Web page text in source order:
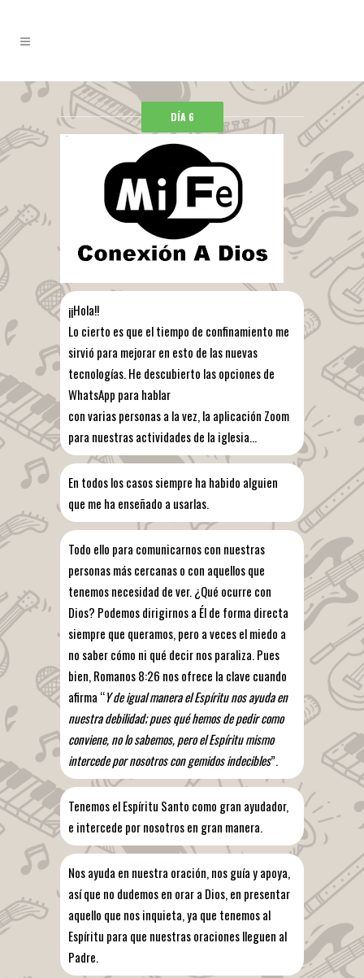
DÍA 6
¡¡Hola!!
Lo cierto es que el tiempo de confinamiento me
sirvió para mejorar en esto de las nuevas
tecnologías. He descubierto las opciones de
WhatsApp para hablar
con varias personas a la vez, la aplicación Zoom
para nuestras actividades de la iglesia…
En todos los casos siempre ha habido alguien
que me ha enseñado a usarlas.
Todo ello para comunicarnos con nuestras
personas más cercanas o con aquellos que
tenemos necesidad de ver. ¿Qué ocurre con
Dios? Podemos dirigirnos a Él de forma directa
siempre que queramos, pero a veces el miedo a
no saber cómo ni qué decir nos paraliza. Pues
bien, Romanos 8:26 nos ofrece la clave cuando
afirma “Y de igual manera el Espíritu nos ayuda en
nuestra debilidad; pues qué hemos de pedir como
conviene, no lo sabemos, pero el Espíritu mismo
intercede por nosotros con gemidos indecibles”.
Tenemos el Espíritu Santo como gran ayudador,
e intercede por nosotros en gran manera.
Nos ayuda en nuestra oración, nos guía y apoya,
así que no dudemos en orar a Dios, en presentar
aquello que nos inquieta, ya que tenemos al
Espíritu para que nuestras oraciones lleguen al
Padre.